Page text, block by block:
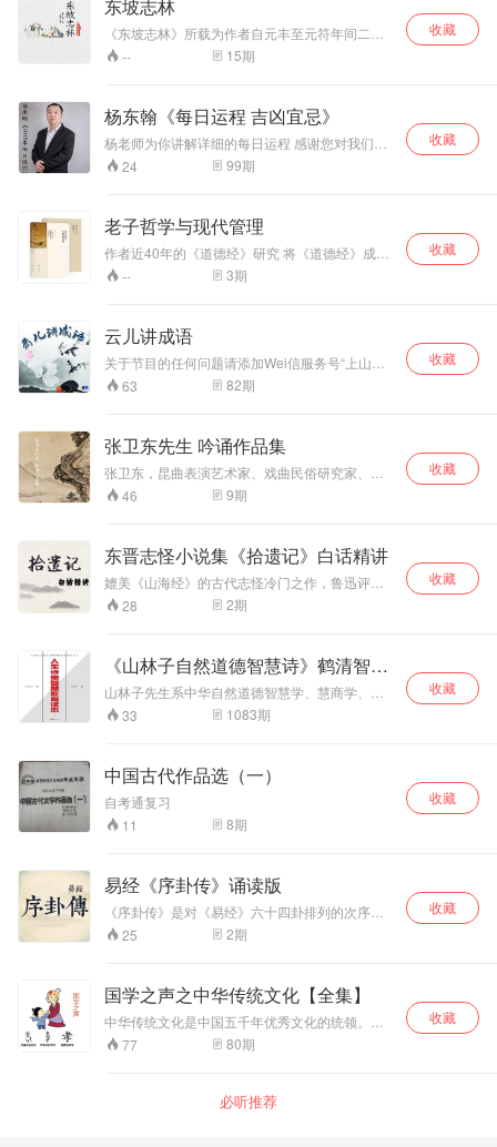
就是力量，人类呼
唤道德智慧教
育！”等重要理念，
首倡自然道德智慧
慧商教育，自然道
德智慧人生诗意教
育，并长期在高校
进行了大量的课题
研究和教学实践。
人类先进文化，提
升人类心身素质！
本体文化精神、复
兴人类优秀传统自
然道德智慧文化和
文化教育为己任，
以原创的自然道德
智慧诗词、心语和
文章传播人类自然
道德智慧文化精
进自然道德智慧文
化教育，全面提升
人类自然道德智慧
心身素质为个人终
华、东方和西方优
秀传统自然道德智
慧文化精神的基础
上，从上世纪九十
践行“自然道德慧商
文化教育”“自然道
德智慧教育和自然
道德教育智慧”“创
智慧诗意人
生”和“自然道德智
慧养生教育”等重要
教育观点、理念，
益的探索研究和教
学实践，有多项国
家和省级课题研
究，在教育实践运
用中均取得很好的
回归人类自然道德
本体文化精神、复
兴人类优秀传统自
以原创的自然道德
智慧诗词、心语和
文章传播人类自然
化教育，全面提升
人类自然道德智慧
秀传统自然道德智
慧文化精神的基础
文化教育”“自然道
德智慧教育和自然
智慧诗意人
生”和“自然道德智
慧养生教育”等重要
学实践，有多项国
家和省级课题研
究，在教育实践运
东坡志林
《东坡志林》所载为作者自元丰至元符年间二十
年中之杂说史论，内容广泛，无所不谈。其文则
长短不拘，或千言或数语，而以短小为多。皆信
趣的文学风格。
-- 15期
收藏
杨东翰《每日运程 吉凶宜忌》
杨老师为你讲解详细的每日运程 感谢您对我们的
支持，如有需要可以与我们联系；微信
17151097444
24 99期
收藏
老子哲学与现代管理
作者近40年的《道德经》研究 将《道德经》成熟
运用于企业12年 真正实现无为而治！大象无形，
道隐无名！ 本书专门从企业管理视角解读《道德
名著，它哲理深奥、含义超凡，曾经难倒了不少
专业学者。然而，一位仅仅是工科背景的企业家
却通过不断地内省、自学，孜孜以求，耗时十余
年，不仅啃通《道德经》，还将其与现代企业管
理结合并运用到金融投资实践中，实属难得。
-- 3期
收藏
云儿讲成语
关于节目的任何问题请添加Wei信服务号“上山之
声”与我们联系。
63 82期
收藏
张卫东先生 吟诵作品集
张卫东，昆曲表演艺术家、戏曲民俗研究家、古
文诗词吟诵家、国家一级演员、多所大学兼职教
授。中华吟诵学会理事、新版电视剧《红楼梦》
46 9期
收藏
东晋志怪小说集《拾遗记》白话精讲
媲美《山海经》的古代志怪冷门之作，鲁迅评
价“其文笔颇靡丽，而事皆诞谩无实”到底书中记载
了哪些怪力乱神之事呢，且听主播与您分享。
家方士王嘉所著的一本志怪小说集，记载了从上
古三皇五帝到晋朝的君王名人的怪力乱神之事，
老子的神化，秦始皇见神秘外星人、求长生等神
奇传说均由此说记载。 主播以白话的方式讲解王
道长的著作，简单易懂，通俗幽默地带你领略古
28 2期
收藏
《山林子自然道德智慧诗》鹤清智慧
工作室
山林子先生系中华自然道德智慧学、慧商学、创
新思维、自然智慧养生学专家。在世界上首次提
出“慧商”“回归自然，宇宙无限；回归自我，生命
纪呼唤智慧教育！”“慧商就是力量，人类呼唤自然
智慧慧商教育！”“道德智慧就是力量，人类呼唤道
德智慧教育！”等重要概念和观点。在世界上首倡
道德智慧教育与教育智慧、慧商教育，并在高校
进行了国家和省级课题研究和教育实践。他以原
33 1083期
收藏
中国古代作品选（一）
自考通复习
11
8期
收藏
易经《序卦传》诵读版
《序卦传》是对《易经》六十四卦排列的次序的
阐释，从天地万物说起， 然后以万物生长的过
程、事物变化的因果关系及物极必反、相反相生
十四卦排列的次序。 《序卦传》文辞优美，逻辑
清晰，如同十二因缘的论述一样，文采飞扬，循
环往复，精彩纷呈。
25 2期
收藏
国学之声之中华传统文化【全集】
中华传统文化是中国五千年优秀文化的统领。而
流传年代久远，分布广阔，文化是宇宙自然规律
的描述，文化是道德的外延；文化自然本有，文
一切的内在驱动力；文化又是社会意识形态，是
中华民族思想精神，是社会政治和经济的根本。
77 80期
收藏
必听推荐